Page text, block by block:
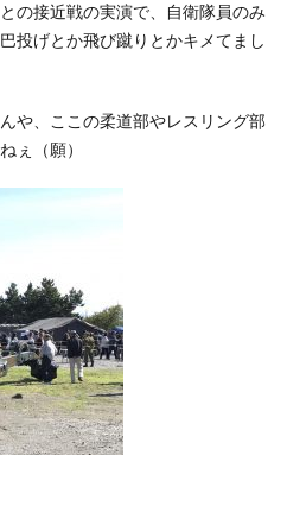
の接近戦の実演で、自衛隊員のみ
投げとか飛び蹴りとかキメてまし
や、ここの柔道部やレスリング部
ぇ（願）